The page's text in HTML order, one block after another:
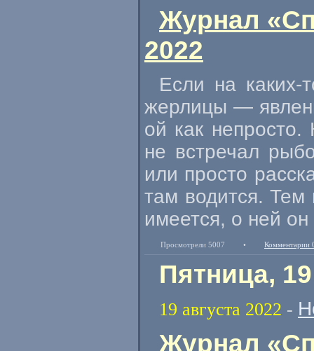
Журнал
2022
Если на каких-
жерлицы —
ой как непросто.
не встречал
или просто
там водится. Тем
имеется, о ней
Просмотрели 5007 • Комментарии
Пятница,
19 августа 2022 -
Журнал